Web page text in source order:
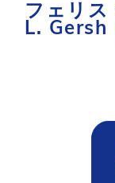
フェリス
L. Gersh